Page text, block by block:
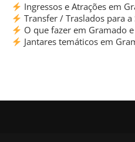
Ingressos e Atrações em
Transfer / Traslados para a
O que fazer em Gramado e
Jantares temáticos em